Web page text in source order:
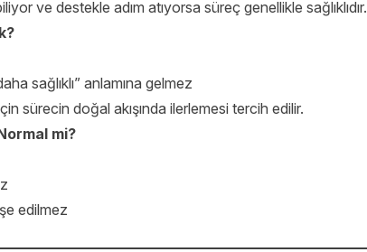
ve destekle adım atıyorsa süreç genellikle sağlıklıdır.
sağlıklı” anlamına gelmez
sürecin doğal akışında ilerlemesi tercih edilir.
mi?
edilmez